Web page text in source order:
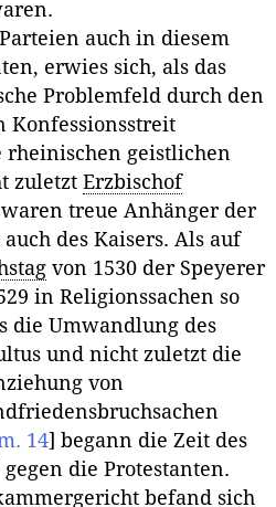
auch in diesem
erwies sich, als das
Problemfeld durch den
Konfessionsstreit
geistlichen
zuletzt Erzbischof
treue Anhänger der
des Kaisers. Als auf
von 1530 der Speyerer
in Religionssachen so
die Umwandlung des
und nicht zuletzt die
von
14] begann die Zeit des
die Protestanten.
befand sich